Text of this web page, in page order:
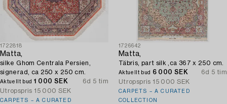
1722818
Matta,
silke Ghom Centrala Persien,
signerad, ca 250 x 250 cm.
Aktuellt bud 1 000 SEK
6d 5 tim
Utropspris 15 000 SEK
CARPETS – A CURATED
1726642
Matta,
Täbris, part silk ,ca 367 x 250 cm.
Aktuellt bud 6 000 SEK
6d 5 tim
Utropspris 15 000 SEK
CARPETS – A CURATED
COLLECTION